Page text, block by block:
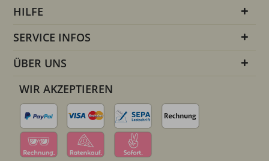
HILFE
SERVICE INFOS
ÜBER UNS
WIR AKZEPTIEREN